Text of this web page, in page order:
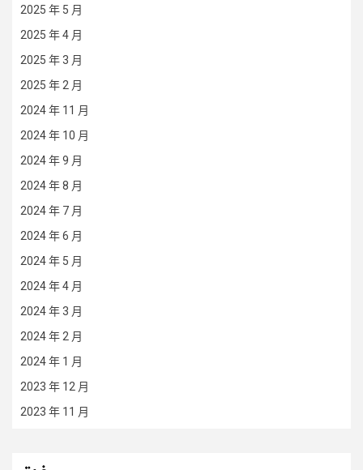
2025 年 5 月
2025 年 4 月
2025 年 3 月
2025 年 2 月
2024 年 11 月
2024 年 10 月
2024 年 9 月
2024 年 8 月
2024 年 7 月
2024 年 6 月
2024 年 5 月
2024 年 4 月
2024 年 3 月
2024 年 2 月
2024 年 1 月
2023 年 12 月
2023 年 11 月